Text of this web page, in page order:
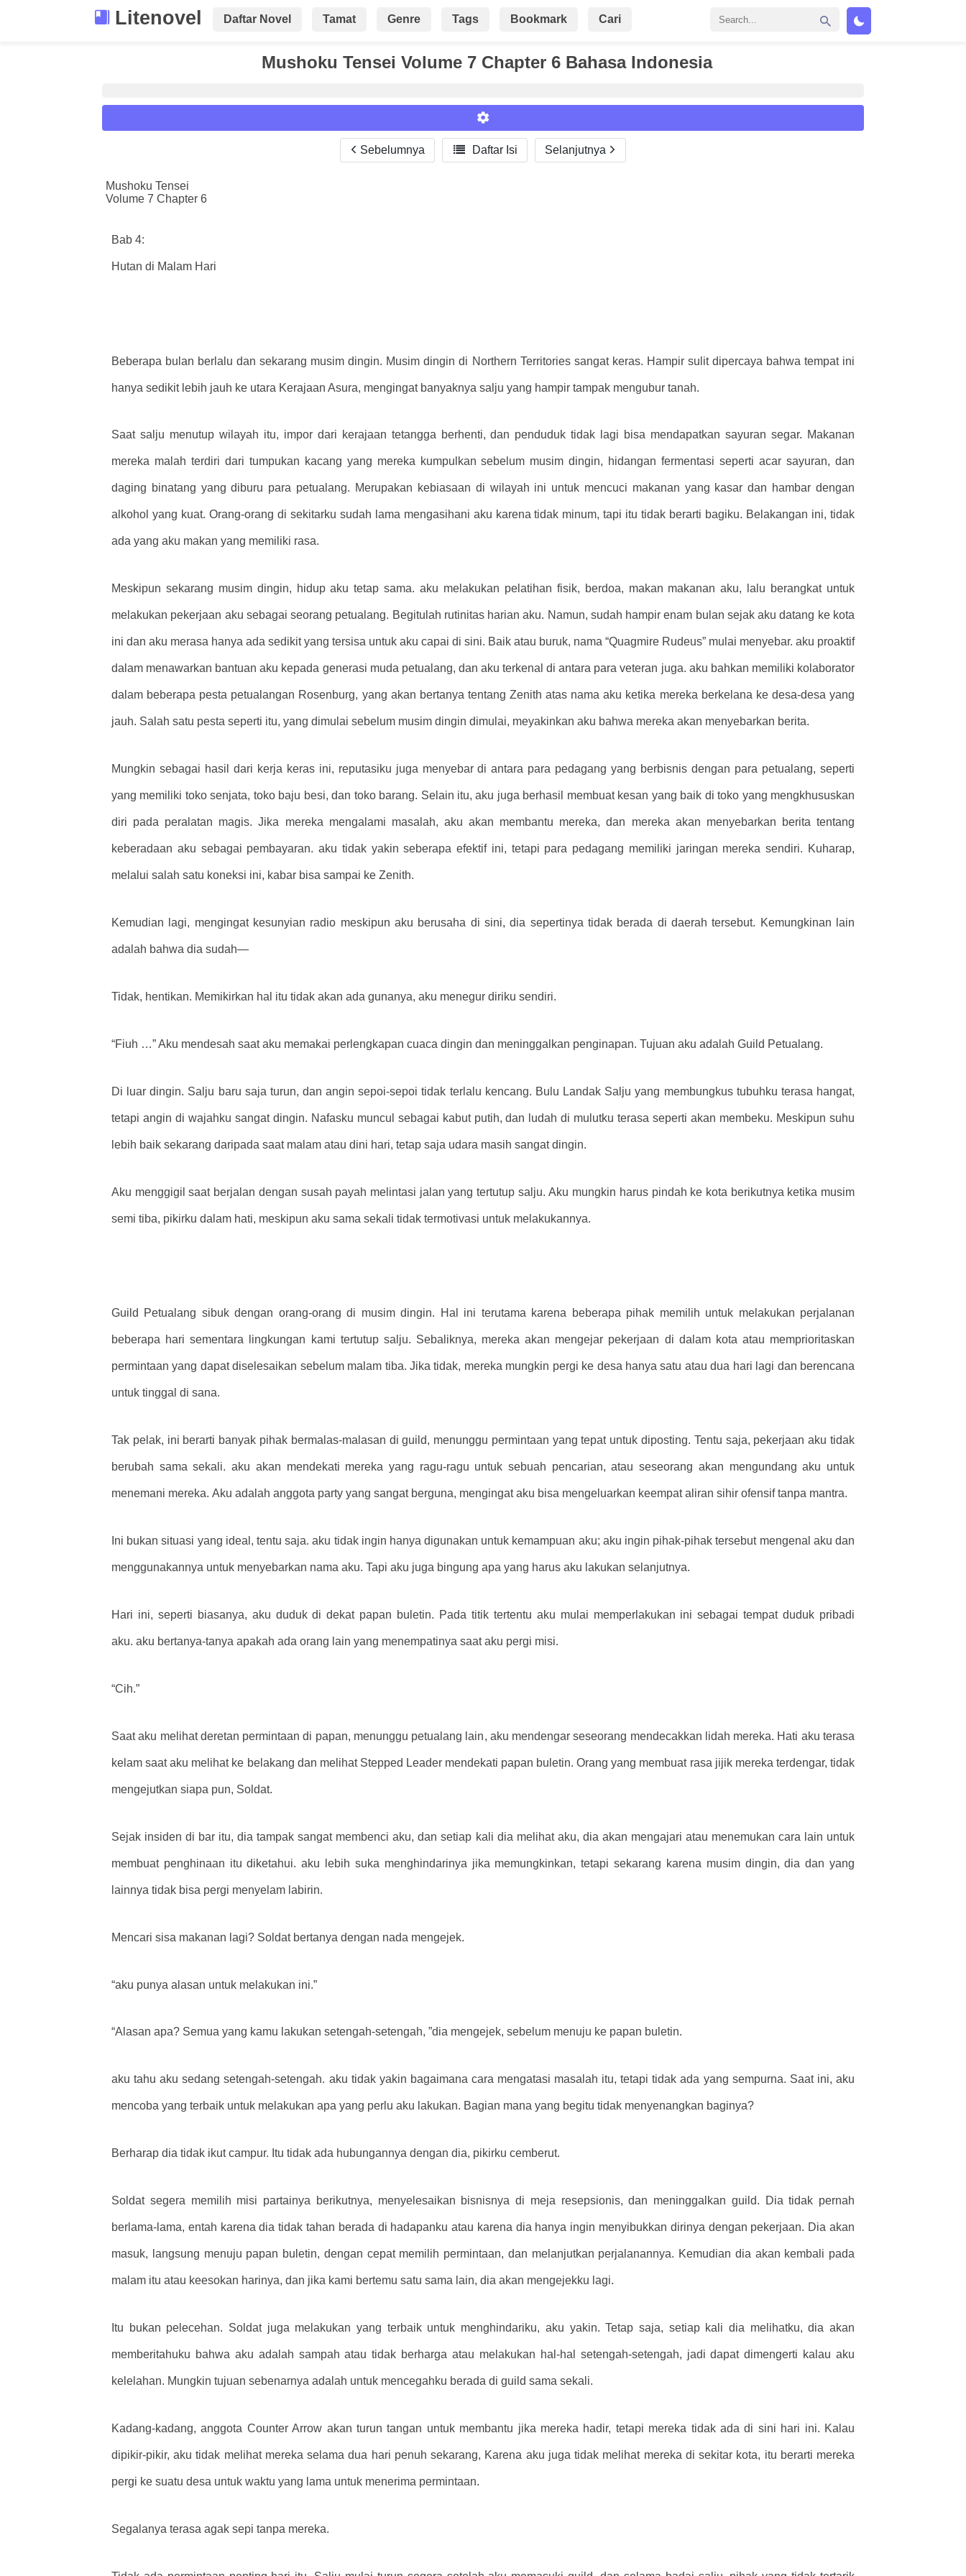
Litenovel Daftar Novel Tamat Genre Tags Bookmark Cari
Mushoku Tensei Volume 7 Chapter 6 Bahasa Indonesia
Font :
Titillium Web
Sebelumnya  Daftar Isi Selanjutnya
Mushoku Tensei
Volume 7 Chapter 6
Bab 4:
Hutan di Malam Hari
Beberapa bulan berlalu dan sekarang musim dingin. Musim dingin di Northern Territories sangat keras. Hampir sulit dipercaya bahwa tempat ini
hanya sedikit lebih jauh ke utara Kerajaan Asura, mengingat banyaknya salju yang hampir tampak mengubur tanah.
Saat salju menutup wilayah itu, impor dari kerajaan tetangga berhenti, dan penduduk tidak lagi bisa mendapatkan sayuran segar. Makanan
mereka malah terdiri dari tumpukan kacang yang mereka kumpulkan sebelum musim dingin, hidangan fermentasi seperti acar sayuran, dan
daging binatang yang diburu para petualang. Merupakan kebiasaan di wilayah ini untuk mencuci makanan yang kasar dan hambar dengan
alkohol yang kuat. Orang-orang di sekitarku sudah lama mengasihani aku karena tidak minum, tapi itu tidak berarti bagiku. Belakangan ini, tidak
ada yang aku makan yang memiliki rasa.
Meskipun sekarang musim dingin, hidup aku tetap sama. aku melakukan pelatihan fisik, berdoa, makan makanan aku, lalu berangkat untuk
melakukan pekerjaan aku sebagai seorang petualang. Begitulah rutinitas harian aku. Namun, sudah hampir enam bulan sejak aku datang ke kota
ini dan aku merasa hanya ada sedikit yang tersisa untuk aku capai di sini. Baik atau buruk, nama “Quagmire Rudeus” mulai menyebar. aku proaktif
dalam menawarkan bantuan aku kepada generasi muda petualang, dan aku terkenal di antara para veteran juga. aku bahkan memiliki kolaborator
dalam beberapa pesta petualangan Rosenburg, yang akan bertanya tentang Zenith atas nama aku ketika mereka berkelana ke desa-desa yang
jauh. Salah satu pesta seperti itu, yang dimulai sebelum musim dingin dimulai, meyakinkan aku bahwa mereka akan menyebarkan berita.
Mungkin sebagai hasil dari kerja keras ini, reputasiku juga menyebar di antara para pedagang yang berbisnis dengan para petualang, seperti
yang memiliki toko senjata, toko baju besi, dan toko barang. Selain itu, aku juga berhasil membuat kesan yang baik di toko yang mengkhususkan
diri pada peralatan magis. Jika mereka mengalami masalah, aku akan membantu mereka, dan mereka akan menyebarkan berita tentang
keberadaan aku sebagai pembayaran. aku tidak yakin seberapa efektif ini, tetapi para pedagang memiliki jaringan mereka sendiri. Kuharap,
melalui salah satu koneksi ini, kabar bisa sampai ke Zenith.
Kemudian lagi, mengingat kesunyian radio meskipun aku berusaha di sini, dia sepertinya tidak berada di daerah tersebut. Kemungkinan lain
adalah bahwa dia sudah—
Tidak, hentikan. Memikirkan hal itu tidak akan ada gunanya, aku menegur diriku sendiri.
“Fiuh …” Aku mendesah saat aku memakai perlengkapan cuaca dingin dan meninggalkan penginapan. Tujuan aku adalah Guild Petualang.
Di luar dingin. Salju baru saja turun, dan angin sepoi-sepoi tidak terlalu kencang. Bulu Landak Salju yang membungkus tubuhku terasa hangat,
tetapi angin di wajahku sangat dingin. Nafasku muncul sebagai kabut putih, dan ludah di mulutku terasa seperti akan membeku. Meskipun suhu
lebih baik sekarang daripada saat malam atau dini hari, tetap saja udara masih sangat dingin.
Aku menggigil saat berjalan dengan susah payah melintasi jalan yang tertutup salju. Aku mungkin harus pindah ke kota berikutnya ketika musim
semi tiba, pikirku dalam hati, meskipun aku sama sekali tidak termotivasi untuk melakukannya.
Guild Petualang sibuk dengan orang-orang di musim dingin. Hal ini terutama karena beberapa pihak memilih untuk melakukan perjalanan
beberapa hari sementara lingkungan kami tertutup salju. Sebaliknya, mereka akan mengejar pekerjaan di dalam kota atau memprioritaskan
permintaan yang dapat diselesaikan sebelum malam tiba. Jika tidak, mereka mungkin pergi ke desa hanya satu atau dua hari lagi dan berencana
untuk tinggal di sana.
Tak pelak, ini berarti banyak pihak bermalas-malasan di guild, menunggu permintaan yang tepat untuk diposting. Tentu saja, pekerjaan aku tidak
berubah sama sekali. aku akan mendekati mereka yang ragu-ragu untuk sebuah pencarian, atau seseorang akan mengundang aku untuk
menemani mereka. Aku adalah anggota party yang sangat berguna, mengingat aku bisa mengeluarkan keempat aliran sihir ofensif tanpa mantra.
Ini bukan situasi yang ideal, tentu saja. aku tidak ingin hanya digunakan untuk kemampuan aku; aku ingin pihak-pihak tersebut mengenal aku dan
menggunakannya untuk menyebarkan nama aku. Tapi aku juga bingung apa yang harus aku lakukan selanjutnya.
Hari ini, seperti biasanya, aku duduk di dekat papan buletin. Pada titik tertentu aku mulai memperlakukan ini sebagai tempat duduk pribadi
aku. aku bertanya-tanya apakah ada orang lain yang menempatinya saat aku pergi misi.
“Cih.”
Saat aku melihat deretan permintaan di papan, menunggu petualang lain, aku mendengar seseorang mendecakkan lidah mereka. Hati aku terasa
kelam saat aku melihat ke belakang dan melihat Stepped Leader mendekati papan buletin. Orang yang membuat rasa jijik mereka terdengar, tidak
mengejutkan siapa pun, Soldat.
Sejak insiden di bar itu, dia tampak sangat membenci aku, dan setiap kali dia melihat aku, dia akan mengajari atau menemukan cara lain untuk
membuat penghinaan itu diketahui. aku lebih suka menghindarinya jika memungkinkan, tetapi sekarang karena musim dingin, dia dan yang
lainnya tidak bisa pergi menyelam labirin.
Mencari sisa makanan lagi? Soldat bertanya dengan nada mengejek.
“aku punya alasan untuk melakukan ini.”
“Alasan apa? Semua yang kamu lakukan setengah-setengah, ”dia mengejek, sebelum menuju ke papan buletin.
aku tahu aku sedang setengah-setengah. aku tidak yakin bagaimana cara mengatasi masalah itu, tetapi tidak ada yang sempurna. Saat ini, aku
mencoba yang terbaik untuk melakukan apa yang perlu aku lakukan. Bagian mana yang begitu tidak menyenangkan baginya?
Berharap dia tidak ikut campur. Itu tidak ada hubungannya dengan dia, pikirku cemberut.
Soldat segera memilih misi partainya berikutnya, menyelesaikan bisnisnya di meja resepsionis, dan meninggalkan guild. Dia tidak pernah
berlama-lama, entah karena dia tidak tahan berada di hadapanku atau karena dia hanya ingin menyibukkan dirinya dengan pekerjaan. Dia akan
masuk, langsung menuju papan buletin, dengan cepat memilih permintaan, dan melanjutkan perjalanannya. Kemudian dia akan kembali pada
malam itu atau keesokan harinya, dan jika kami bertemu satu sama lain, dia akan mengejekku lagi.
Itu bukan pelecehan. Soldat juga melakukan yang terbaik untuk menghindariku, aku yakin. Tetap saja, setiap kali dia melihatku, dia akan
memberitahuku bahwa aku adalah sampah atau tidak berharga atau melakukan hal-hal setengah-setengah, jadi dapat dimengerti kalau aku
kelelahan. Mungkin tujuan sebenarnya adalah untuk mencegahku berada di guild sama sekali.
Kadang-kadang, anggota Counter Arrow akan turun tangan untuk membantu jika mereka hadir, tetapi mereka tidak ada di sini hari ini. Kalau
dipikir-pikir, aku tidak melihat mereka selama dua hari penuh sekarang, Karena aku juga tidak melihat mereka di sekitar kota, itu berarti mereka
pergi ke suatu desa untuk waktu yang lama untuk menerima permintaan.
Segalanya terasa agak sepi tanpa mereka.